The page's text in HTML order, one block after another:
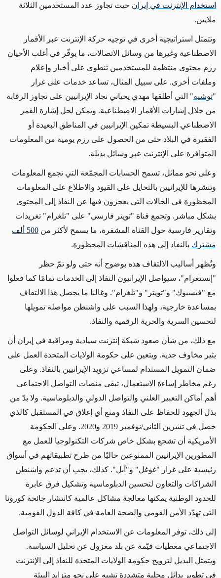
استخدام الإنترنت في إيران حيث تجاوز عدد المستخدمين الثلاثة
ملايين.
وتتمثل استراتيجية أخرى في توجيه حركة الإنترنت عبر الأقمار
الاصطناعية وغيرها من وسائل الاتصالات، ما يوفّر في أغلب الأحيان
رزم محتوى منتظمة للمستخدمين تنطوي على أخبار وإعلام
وملفات أخرى. على سبيل المثال، تساعد خدمات على غرار
"توشيه" التي أطلقها مهدي يحياني نجاد الإيرانيين على تجاوز الرقابة
من خلال إشارات الأقمار الاصطناعية. ويمكن لحل إشارة القمر
الاصطناعي البسيطة تمكين الإيرانيين في المناطق البعيدة أو
الفقيرة في البلاد حتى من الحصول على رزم يومية من المعلومات
المتوافرة على الإنترنت عبر وسائل بديلة.
وعلى نحو مماثل، تسمح الحسابات المجمّعة التي تجمع المعلومات
وتنشرها للإيرانيين بالتحايل على القيود والاطلاع على المعلومات
المحظورة في الحالات التي يعجزون فيها عن النفاذ إلى المحتوى
بشكل مباشر. وتجمع قناة "تويتر فارسي" على "تلغرام" تغريدات
وتقارير فارسية حول القناة المشفرة، ما يسمح لأكثر من
500 ألف
مشترك بالنفاذ إلى هذه المناقشات المحظورة.
وتُظهر أساليب الالتفاف هذه بوضوح أنه حتى ولو تمّ حظر
"إنستغرام"، سيواصل الإيرانيون النفاذ إلى الخدمات تمامًا كما فعلوا
مع "فيسبوك" و"تويتر" و"تلغرام". وغالبَا ما يحصل هذا الالتفاف
بمساعدة خارجية، ولهذا السبب على واشنطن مواصلة تمويلها
لتحسين السرية والحرية الرقمية والنفاذ.
مع ذلك، من شأن صعود شبكة إنترنت سيادية ومراقبة في إيران أن
يثير مخاوف جدية. ويتعين على حكومة الولايات المتحدة العمل على
ضمان التمويل المستدام لمساعي تزويد الإيرانيين بالنفاذ. وعلى
رغم مخاطر إساءة الاستعمال، تبقى منصات التواصل الاجتماعي
أهم أماكن التعبير العلني والتواصل الدولي والدبلوماسية. ولا بدّ من
بذل الجهود للحفاظ على النفاذ ومنع أي إغلاق في المستقبل كالذي
حصل في تشرين الثاني/نوفمبر 2019 و2020. وعلى الحكومة
الأمريكية أن تشجع بشكل خاص شركات التكنولوجيا للعمل مع
المطورين الإيرانيين الممنوعين حاليًا من طرح تطبيقاتهم في أسواق
رئيسية على غرار "غوغل" و"آبل". كذلك، يجب أن تدعم واشنطن
الشراكات والتعاون لتحسين الدبلوماسية وتشكيل فرق عابرة
للحدود الوطنية يمكنها معالجة مشاكل عالمية كانتشار جائحة كورونا
التي تهدّد الأمن القومي والصحة العامة في كافة الدول القومية.
إلى ذلك، توفر المعلومات عن الاستخدام الإيراني لوسائل التواصل
الاجتماعي معطيات قيّمة عن بلد معزول عن تحليل السياسة.
ويتمثل البديل لترويج حكومة الولايات المتحدة للنفاذ إلى الإنترنت
في تطوير بدائل محلية متشددة تشبه على نحو متزايد البيئة